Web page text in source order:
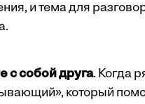
и тема для
с собой друга. Когда
который